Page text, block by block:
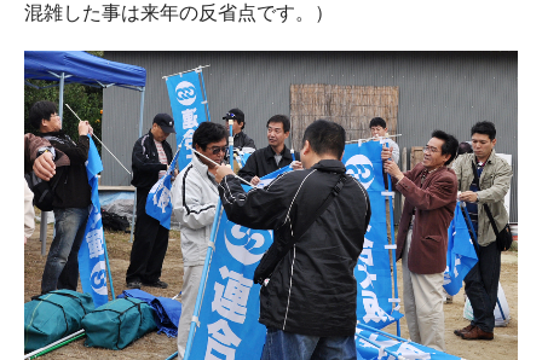
混雑した事は来年の反省点です。）